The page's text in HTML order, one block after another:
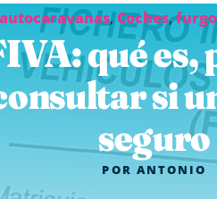
autocaravanas,Coches,
qué es,
si
seguro
POR ANTONIO